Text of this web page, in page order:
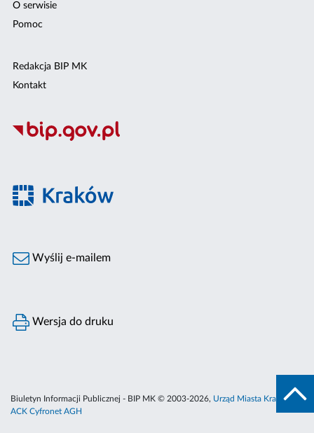
O serwisie
Pomoc
Redakcja BIP MK
Kontakt
Wyślij e-mailem
Wersja do druku
Biuletyn Informacji Publicznej - BIP MK © 2003-2026, Urząd Miasta Krakowa
ACK Cyfronet AGH